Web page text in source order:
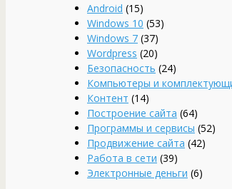
Android (15)
Windows 10 (53)
Windows 7 (37)
Wordpress (20)
Безопасность (24)
Компьютеры и
Контент (14)
Построение сайта (64)
Программы и сервисы (52)
Продвижение сайта (42)
Работа в сети (39)
Электронные деньги (6)